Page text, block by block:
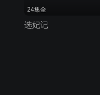
24集全
选妃记